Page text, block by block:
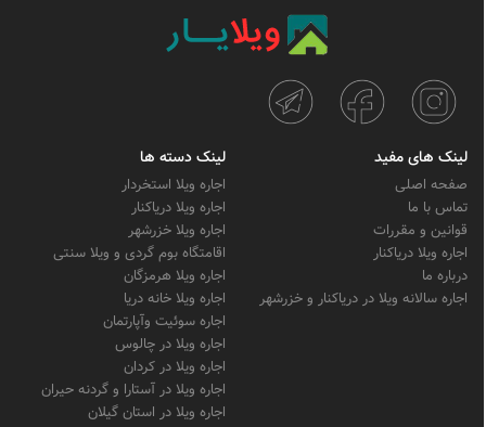
لینک های مفید
صفحه اصلی
تماس با ما
قوانین و مقررات
اجاره ویلا دریاکنار
درباره ما
اجاره سالانه ویلا در دریاکنار و خزرشهر
لینک دسته ها
اجاره ویلا استخردار
اجاره ویلا دریاکنار
اجاره ویلا خزرشهر
اقامتگاه بوم گردی و ویلا سنتی
اجاره ویلا هرمزگان
اجاره ویلا خانه دریا
اجاره سوئیت وآپارتمان
اجاره ویلا در چالوس
اجاره ویلا در کردان
اجاره ویلا در آستارا و گردنه حیران
اجاره ویلا در استان گیلان